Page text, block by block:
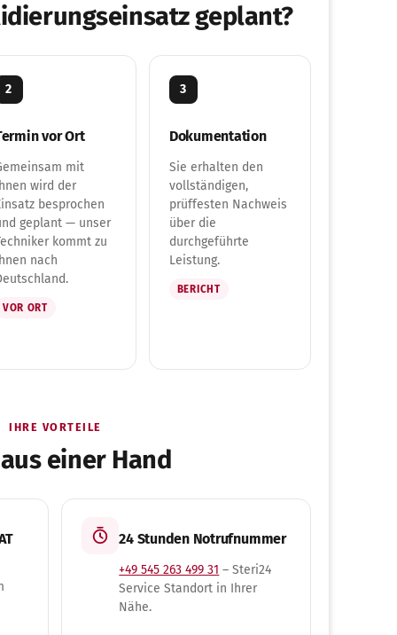
geplant?
2
vor Ort
mit
wird der
besprochen
geplant — unser
kommt zu
nach
VOR ORT
3
Dokumentation
Sie erhalten den
vollständigen,
prüffesten Nachweis
über die
durchgeführte
Leistung.
BERICHT
IHRE VORTEILE
einer Hand
24 Stunden Notrufnummer
+49 545 263 499 31 – Steri24
Service Standort in Ihrer
Nähe.